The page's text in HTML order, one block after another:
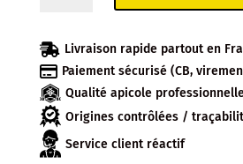
AGE
(30LM)
 Livraison rapide partout en
 Paiement sécurisé (CB,
Qualité apicole
Origines contrôlées /
Service client réactif